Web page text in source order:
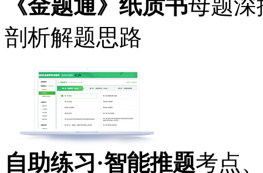
《金题通》纸质书母题深
剖析解题思路
自助练习·智能推题考点